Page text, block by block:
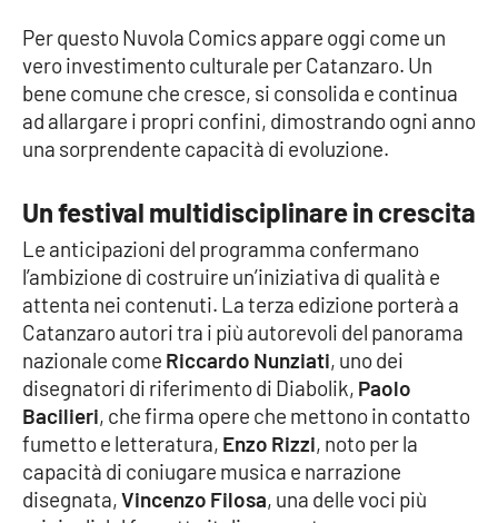
Buona Sanità Calabria
LA
CALABRIAVISIONE
Eventi
Food
Storie
LAC
NETWORK
Lacplay.it
Per questo Nuvola Comics appare oggi come un
vero investimento culturale per Catanzaro. Un
bene comune che cresce, si consolida e continua
ad allargare i propri confini, dimostrando ogni anno
una sorprendente capacità di evoluzione.
Un festival multidisciplinare in crescita
Le anticipazioni del programma confermano
l’ambizione di costruire un’iniziativa di qualità e
attenta nei contenuti. La terza edizione porterà a
Catanzaro autori tra i più autorevoli del panorama
nazionale come Riccardo Nunziati, uno dei
disegnatori di riferimento di Diabolik, Paolo
Bacilieri, che firma opere che mettono in contatto
fumetto e letteratura, Enzo Rizzi, noto per la
capacità di coniugare musica e narrazione
disegnata,Vincenzo Filosa, una delle voci più